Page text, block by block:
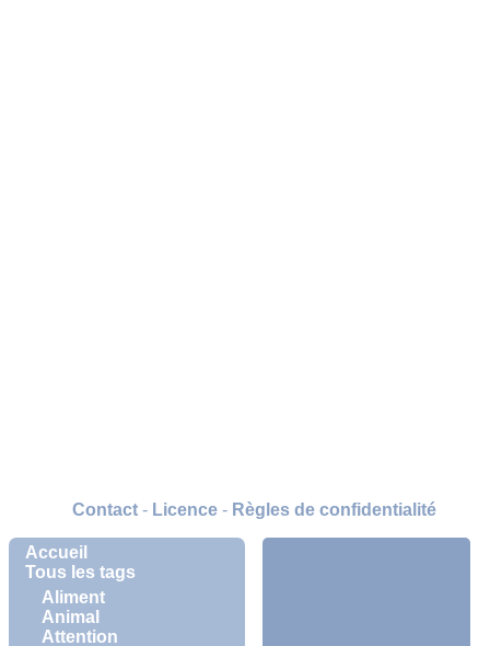
Accueil
Tous les tags
Aliment
Animal
Attention
Contact- Licence- Règles de confidentialité